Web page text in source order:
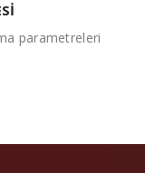
parametreleri